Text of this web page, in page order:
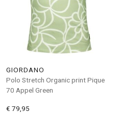
GIORDANO
Polo Stretch Organic print Pique
70 Appel Green
€ 79,95